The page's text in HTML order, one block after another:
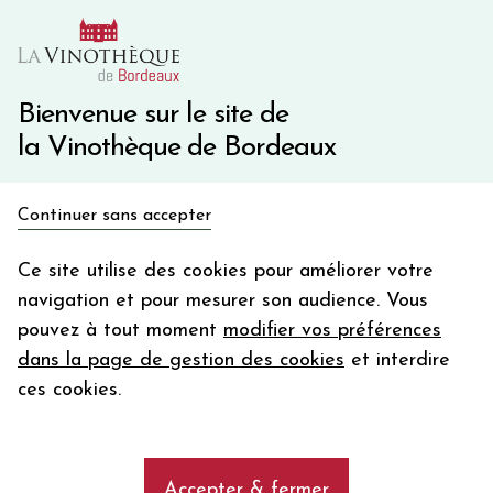
Bienvenue sur le site de
la Vinothèque de Bordeaux
Continuer sans accepter
Ce site utilise des cookies pour améliorer votre
navigation et pour mesurer son audience. Vous
pouvez à tout moment modifier vos préférences
dans la page de gestion des cookies et interdire
ces cookies.
10€ de remise immédiate sur votre première commande
Une question ?
Les vins de la propriété DOMAINE
DES ROCHES NEUVES
DOMAINE DES ROCHES NEUVES
en bon d'achat
Votre
email
En m’abonnant, j’accepte de recevoir la newsletter de la